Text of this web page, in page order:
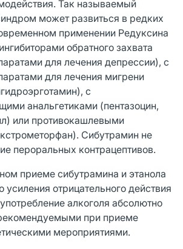
Так называемый
может развиться в редких
применении Редуксина
обратного захвата
для лечения депрессии), с
для лечения мигрени
с
анальгетиками (пентазоцин,
или противокашлевыми
Сибутрамин не
пероральных контрацептивов.
приеме сибутрамина и этанола
усиления отрицательного действия
алкоголя абсолютно
при приеме
мероприятиями.